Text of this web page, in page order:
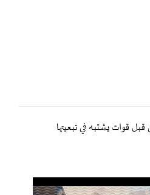
قوات يشتبه في تبعيتها